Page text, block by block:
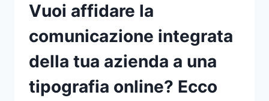
Vuoi affidare la
comunicazione integrata
della tua azienda a una
tipografia online? Ecco